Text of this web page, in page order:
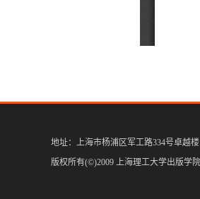
地址：上海市杨浦区军工路334号卓越
版权所有(©)2009 上海理工大学出版学院